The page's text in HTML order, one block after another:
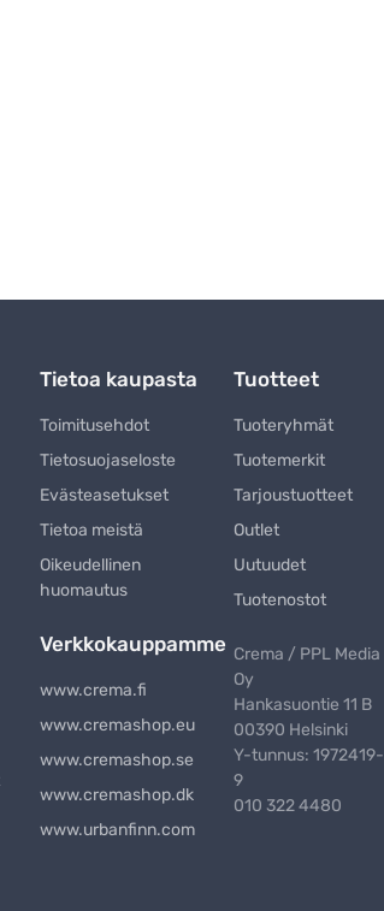
Tietoa kaupasta
Toimitusehdot
Tietosuojaseloste
Evästeasetukset
Tietoa meistä
Oikeudellinen
huomautus
Verkkokauppamme
www.crema.fi
www.cremashop.eu
www.cremashop.se
www.cremashop.dk
www.urbanfinn.com
Tuotteet
Tuoteryhmät
Tuotemerkit
Tarjoustuotteet
Outlet
Uutuudet
Tuotenostot
Crema / PPL Media
Oy
Hankasuontie 11 B
00390 Helsinki
Y-tunnus: 1972419-
9
010 322 4480